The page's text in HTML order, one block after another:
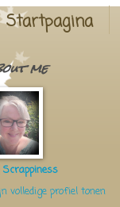
Startpagina
me
Scrappiness
volledige profiel tonen